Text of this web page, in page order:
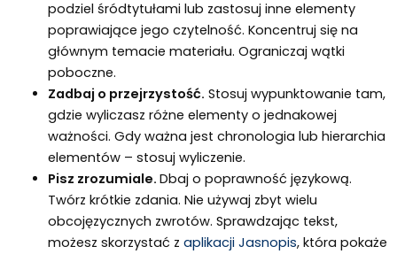
podziel śródtytułami lub zastosuj inne elementy
poprawiające jego czytelność. Koncentruj się na
głównym temacie materiału. Ograniczaj wątki
poboczne.
Zadbaj o przejrzystość. Stosuj wypunktowanie tam,
gdzie wyliczasz różne elementy o jednakowej
ważności. Gdy ważna jest chronologia lub hierarchia
elementów – stosuj wyliczenie.
Pisz zrozumiale. Dbaj o poprawność językową.
Twórz krótkie zdania. Nie używaj zbyt wielu
obcojęzycznych zwrotów. Sprawdzając tekst,
możesz skorzystać z aplikacji Jasnopis, która pokaże